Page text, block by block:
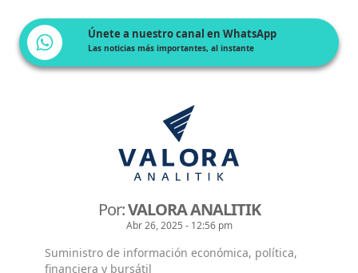
Únete a nuestro canal en WhatsApp
Las noticias más importantes, al instante
Por:VALORA ANALITIK
Abr 26, 2025 - 12:56 pm
Suministro de información económica, política,
financiera y bursátil